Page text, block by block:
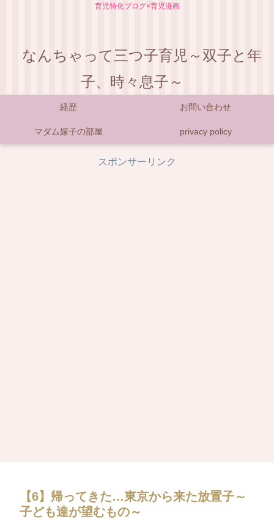
育児特化ブログ×育児漫画
なんちゃって三つ子育児～双子と年
子、時々息子～
経歴 お問い合わせ
マダム嫁子の部屋 privacy policy
スポンサーリンク
【6】帰ってきた…東京から来た放置子～
子ども達が望むもの～